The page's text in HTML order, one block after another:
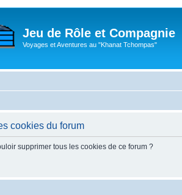
Jeu de Rôle et Compagnie
Voyages et Aventures au "Khanat Tchompas"
cookies du forum
supprimer tous les cookies de ce forum ?